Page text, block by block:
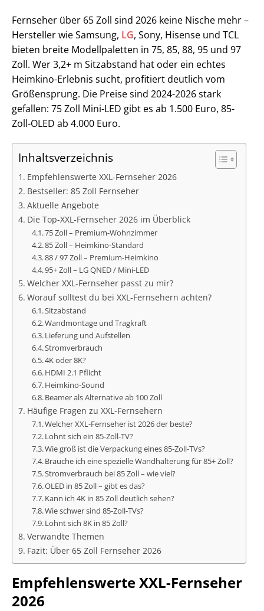
Fernseher über 65 Zoll sind 2026 keine Nische mehr –
Hersteller wie Samsung, LG, Sony, Hisense und TCL
bieten breite Modellpaletten in 75, 85, 88, 95 und 97
Zoll. Wer 3,2+ m Sitzabstand hat oder ein echtes
Heimkino-Erlebnis sucht, profitiert deutlich vom
Größensprung. Die Preise sind 2024-2026 stark
gefallen: 75 Zoll Mini-LED gibt es ab 1.500 Euro, 85-
Zoll-OLED ab 4.000 Euro.
Inhaltsverzeichnis
Empfehlenswerte XXL-Fernseher 2026
Bestseller: 85 Zoll Fernseher
Aktuelle Angebote
Die Top-XXL-Fernseher 2026 im Überblick
75 Zoll – Premium-Wohnzimmer
85 Zoll – Heimkino-Standard
88 / 97 Zoll – Premium-Heimkino
95+ Zoll – LG QNED / Mini-LED
Welcher XXL-Fernseher passt zu mir?
Worauf solltest du bei XXL-Fernsehern achten?
Sitzabstand
Wandmontage und Tragkraft
Lieferung und Aufstellen
Stromverbrauch
4K oder 8K?
HDMI 2.1 Pflicht
Heimkino-Sound
Beamer als Alternative ab 100 Zoll
Häufige Fragen zu XXL-Fernsehern
Welcher XXL-Fernseher ist 2026 der beste?
Lohnt sich ein 85-Zoll-TV?
Wie groß ist die Verpackung eines 85-Zoll-TVs?
Brauche ich eine spezielle Wandhalterung für 85+ Zoll?
Stromverbrauch bei 85 Zoll – wie viel?
OLED in 85 Zoll – gibt es das?
Kann ich 4K in 85 Zoll deutlich sehen?
Wie schwer sind 85-Zoll-TVs?
Lohnt sich 8K in 85 Zoll?
Verwandte Themen
Fazit: Über 65 Zoll Fernseher 2026
Empfehlenswerte XXL-Fernseher
2026